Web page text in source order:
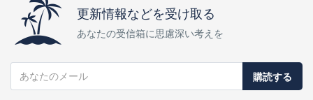
更新情報などを受け取る
あなたの受信箱に思慮深い考えを
購読する